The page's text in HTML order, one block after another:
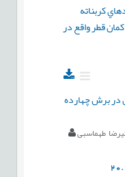
کربناته
قطر واقع در
در برش چهارده
طهماسبی